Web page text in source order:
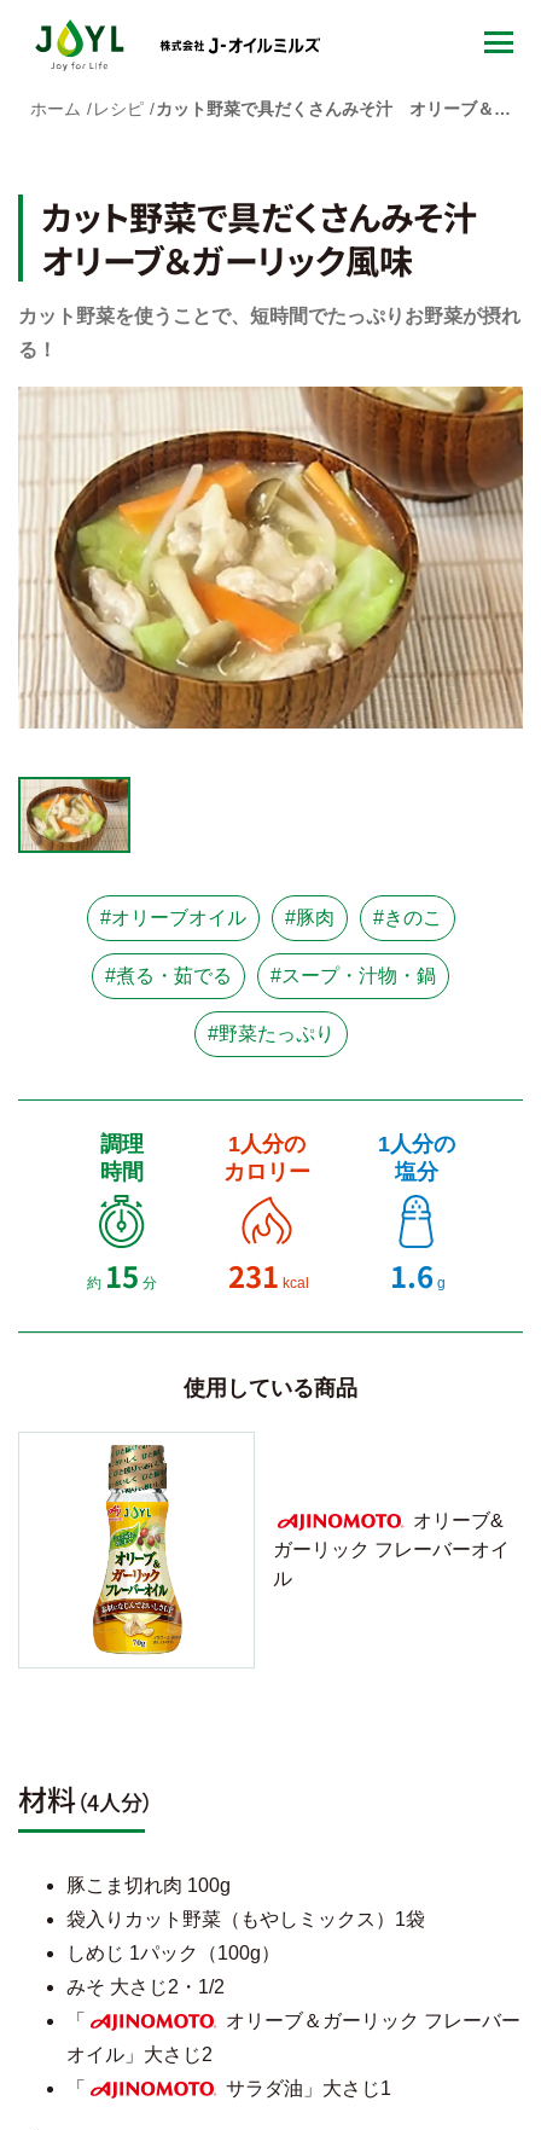
ホーム レシピ カット野菜で具だくさんみそ汁 オリーブ＆ガーリック風味
カット野菜で具だくさんみそ汁
オリーブ＆ガーリック風味
カット野菜を使うことで、短時間でたっぷりお野菜が摂れ
る！
#オリーブオイル #豚肉 #きのこ
#煮る・茹でる #スープ・汁物・鍋
#野菜たっぷり
調理
時間
約 15 分
1人分の
カロリー
231 kcal
1人分の
塩分
1.6 g
使用している商品
AJINOMOTO
オリーブ&
ガーリック フレーバーオイ
ル
材料（4人分）
豚こま切れ肉 100g
袋入りカット野菜（もやしミックス）1袋
しめじ 1パック（100g）
みそ 大さじ2・1/2
「
AJINOMOTO
オリーブ＆ガーリック フレーバー
オイル」大さじ2
「
サラダ油」大さじ1